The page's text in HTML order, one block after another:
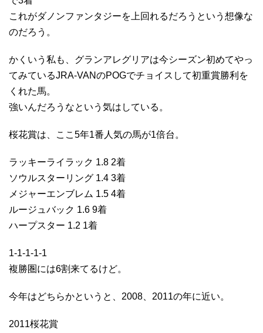
これがダノンファンタジーを上回れるだろうという想像な
のだろう。
かくいう私も、グランアレグリアは今シーズン初めてやっ
てみているJRA-VANのPOGでチョイスして初重賞勝利を
くれた馬。
強いんだろうなという気はしている。
桜花賞は、ここ5年1番人気の馬が1倍台。
ラッキーライラック 1.8 2着
ソウルスターリング 1.4 3着
メジャーエンブレム 1.5 4着
ルージュバック 1.6 9着
ハープスター 1.2 1着
1-1-1-1-1
複勝圏には6割来てるけど。
今年はどちらかというと、2008、2011の年に近い。
2011桜花賞